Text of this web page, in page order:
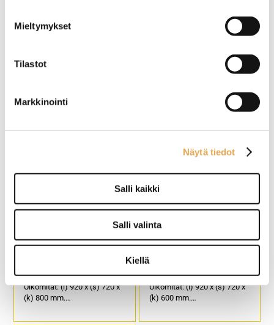
Mieltymykset
Tilastot
Markkinointi
Näytä tiedot
Salli kaikki
Salli valinta
Kiellä
Yhdistelmäuuni Primax
Yhdistelmäuuni Unox
Älykkäillä ominaisuuksilla
Johteikko uuniin on
tilattavissa joko 5 x GN 1/1-
Ulkomitat: (l) 750 x (s) 783 x
(k) 675 mm.
Sähköteho: 9,0 kW / 400 V.
Jalusta uunille korkea,
Ulkomitat: (l) 920 x (s) 720 x
(k) 800 mm.
GN 1/1 astioille.
Jalusta uunille matala,
Ulkomitat: (l) 920 x (s) 720 x
(k) 600 mm.
GN 1/1 astioille.